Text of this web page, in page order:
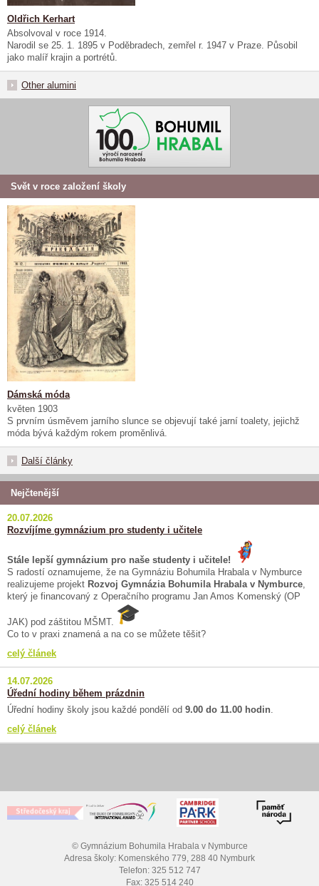
Oldřich Kerhart
Absolvoval v roce 1914.
Narodil se 25. 1. 1895 v Poděbradech, zemřel r. 1947 v Praze. Působil
jako malíř krajin a portrétů.
Other alumini
Svět v roce založení školy
Dámská móda
květen 1903
S prvním úsměvem jarního slunce se objevují také jarní toalety, jejichž
móda bývá každým rokem proměnlivá.
Další články
Nejčtenější
20.07.2026
Rozvíjíme gymnázium pro studenty i učitele
Stále lepší gymnázium pro naše studenty i učitele!
S radostí oznamujeme, že na Gymnáziu Bohumila Hrabala v Nymburce
realizujeme projekt Rozvoj Gymnázia Bohumila Hrabala v Nymburce,
který je financovaný z Operačního programu Jan Amos Komenský (OP
JAK) pod záštitou MŠMT.
Co to v praxi znamená a na co se můžete těšit?
celý článek
14.07.2026
Úřední hodiny během prázdnin
Úřední hodiny školy jsou každé pondělí od 9.00 do 11.00 hodin.
celý článek
© Gymnázium Bohumila Hrabala v Nymburce
Adresa školy: Komenského 779, 288 40 Nymburk
Telefon: 325 512 747
Fax: 325 514 240